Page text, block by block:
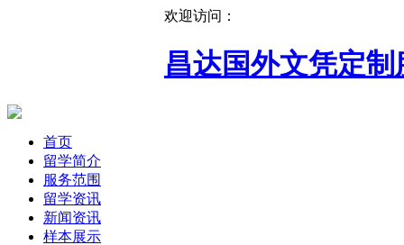
欢迎访问：
昌达国外文凭定制
首页
留学简介
服务范围
留学资讯
新闻资讯
样本展示